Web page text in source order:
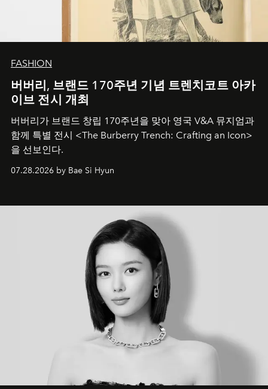
FASHION
버버리, 브랜드 170주년 기념 트렌치코트 아카
이브 전시 개최
버버리가 브랜드 창립 170주년을 맞아 영국 V&A 뮤지엄과
함께 특별 전시 <The Burberry Trench: Crafting an Icon>
을 선보인다.
07.28.2026 by Bae Si Hyun